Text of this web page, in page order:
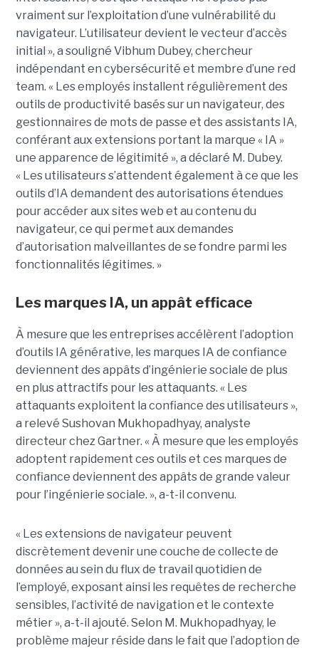
vraiment sur l’exploitation d’une vulnérabilité du
navigateur. L’utilisateur devient le vecteur d’accès
initial », a souligné Vibhum Dubey, chercheur
indépendant en cybersécurité et membre d’une red
team. « Les employés installent régulièrement des
outils de productivité basés sur un navigateur, des
gestionnaires de mots de passe et des assistants IA,
conférant aux extensions portant la marque « IA »
une apparence de légitimité », a déclaré M. Dubey.
« Les utilisateurs s’attendent également à ce que les
outils d’IA demandent des autorisations étendues
pour accéder aux sites web et au contenu du
navigateur, ce qui permet aux demandes
d’autorisation malveillantes de se fondre parmi les
fonctionnalités légitimes. »
Les marques IA, un appât efficace
À mesure que les entreprises accélèrent l’adoption
d’outils IA générative, les marques IA de confiance
deviennent des appâts d’ingénierie sociale de plus
en plus attractifs pour les attaquants. « Les
attaquants exploitent la confiance des utilisateurs »,
a relevé Sushovan Mukhopadhyay, analyste
directeur chez Gartner. « À mesure que les employés
adoptent rapidement ces outils et ces marques de
confiance deviennent des appâts de grande valeur
pour l’ingénierie sociale. », a-t-il convenu.
« Les extensions de navigateur peuvent
discrètement devenir une couche de collecte de
données au sein du flux de travail quotidien de
l’employé, exposant ainsi les requêtes de recherche
sensibles, l’activité de navigation et le contexte
métier », a-t-il ajouté. Selon M. Mukhopadhyay, le
problème majeur réside dans le fait que l’adoption de